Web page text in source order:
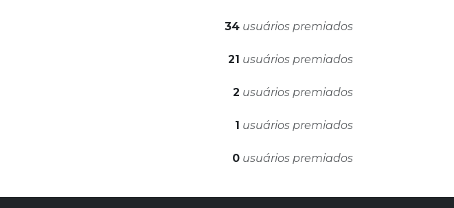
34 usuários premiados
21 usuários premiados
2 usuários premiados
1 usuários premiados
0 usuários premiados